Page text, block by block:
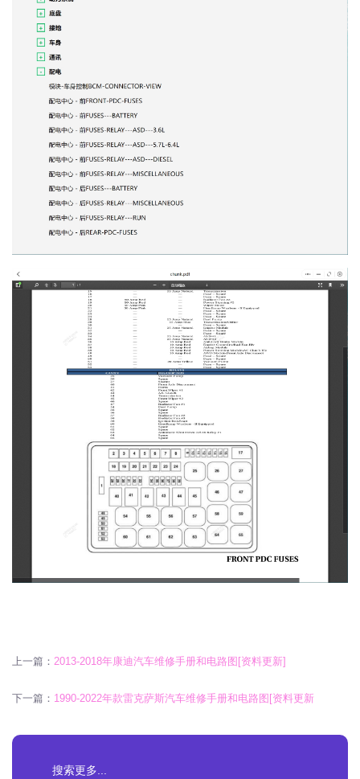
上一篇： 2013-2018年康迪汽车维修手册和电路图[资料更新]
下一篇： 1990-2022年款雷克萨斯汽车维修手册和电路图[资料更新